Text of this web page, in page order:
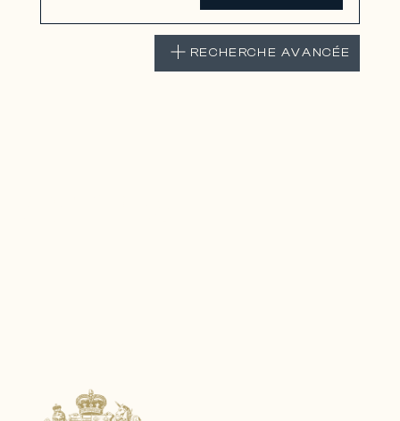
RECHERCHE AVANCÉE